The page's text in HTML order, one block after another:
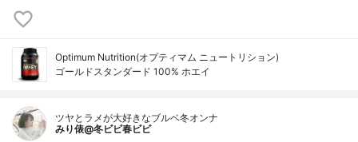
Optimum Nutrition(オプティマム ニュートリション)
ゴールドスタンダード 100% ホエイ
ツヤとラメが大好きなブルベ冬オンナ
みり俵@冬ビビ春ビビ